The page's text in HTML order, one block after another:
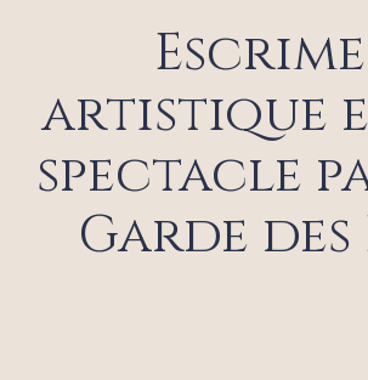
Escrime
artistique
spectacle
Garde des